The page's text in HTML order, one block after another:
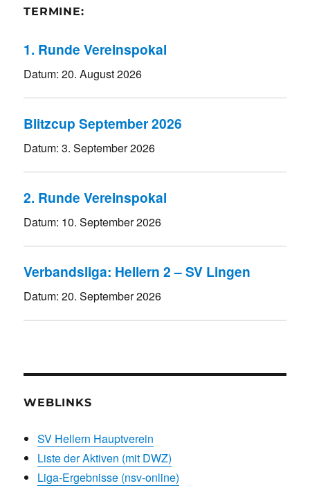
TERMINE:
1. Runde Vereinspokal
Datum:20. August 2026
Blitzcup September 2026
Datum:3. September 2026
2. Runde Vereinspokal
Datum: 10. September 2026
Verbandsliga: Hellern 2 – SV Lingen
Datum:20. September 2026
WEBLINKS
SV Hellern Hauptverein
Liste der Aktiven (mit DWZ)
Liga-Ergebnisse (nsv-online)